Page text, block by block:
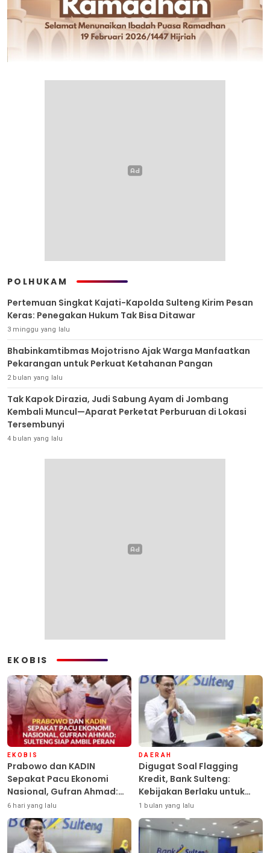
POLHUKAM
Pertemuan Singkat Kajati-Kapolda Sulteng Kirim Pesan
Keras: Penegakan Hukum Tak Bisa Ditawar
3 minggu yang lalu
Bhabinkamtibmas Mojotrisno Ajak Warga Manfaatkan
Pekarangan untuk Perkuat Ketahanan Pangan
2 bulan yang lalu
Tak Kapok Dirazia, Judi Sabung Ayam di Jombang
Kembali Muncul—Aparat Perketat Perburuan di Lokasi
Tersembunyi
4 bulan yang lalu
EKOBIS
EKOBIS
Prabowo dan KADIN
Sepakat Pacu Ekonomi
Nasional, Gufran Ahmad:
Sulteng Siap Ambil Peran
6 hari yang lalu
DAERAH
Digugat Soal Flagging
Kredit, Bank Sulteng:
Kebijakan Berlaku untuk
Seluruh Debitur ASN
1 bulan yang lalu